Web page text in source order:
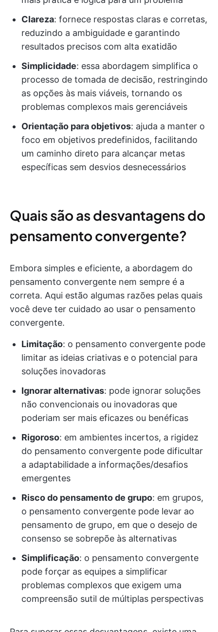
Clareza: fornece respostas claras e corretas,
reduzindo a ambiguidade e garantindo
resultados precisos com alta exatidão
Simplicidade: essa abordagem simplifica o
processo de tomada de decisão, restringindo
as opções às mais viáveis, tornando os
problemas complexos mais gerenciáveis
Orientação para objetivos: ajuda a manter o
foco em objetivos predefinidos, facilitando
um caminho direto para alcançar metas
específicas sem desvios desnecessários
Quais são as desvantagens do
pensamento convergente?
Embora simples e eficiente, a abordagem do
pensamento convergente nem sempre é a
correta. Aqui estão algumas razões pelas quais
você deve ter cuidado ao usar o pensamento
convergente.
Limitação: o pensamento convergente pode
limitar as ideias criativas e o potencial para
soluções inovadoras
Ignorar alternativas: pode ignorar soluções
não convencionais ou inovadoras que
poderiam ser mais eficazes ou benéficas
Rigoroso: em ambientes incertos, a rigidez
do pensamento convergente pode dificultar
a adaptabilidade a informações/desafios
emergentes
Risco do pensamento de grupo: em grupos,
o pensamento convergente pode levar ao
pensamento de grupo, em que o desejo de
consenso se sobrepõe às alternativas
Simplificação: o pensamento convergente
pode forçar as equipes a simplificar
problemas complexos que exigem uma
compreensão sutil de múltiplas perspectivas